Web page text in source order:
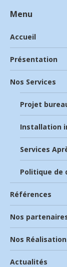
Facebook
une
nouvelle
fenêtre
une
nouvelle
fenêtre
une
Menu
Accueil
Présentation
Nos Services
Projet
Installation
Services
Politique de
Références
Nos
Nos
Actualités